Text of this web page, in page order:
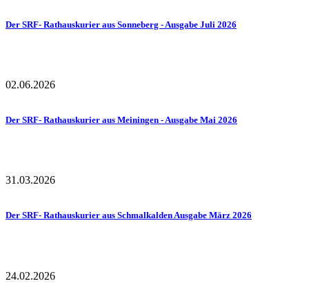
Der SRF- Rathauskurier aus Sonneberg - Ausgabe Juli 2026
02.06.2026
Der SRF- Rathauskurier aus Meiningen - Ausgabe Mai 2026
31.03.2026
Der SRF- Rathauskurier aus Schmalkalden Ausgabe März 2026
24.02.2026